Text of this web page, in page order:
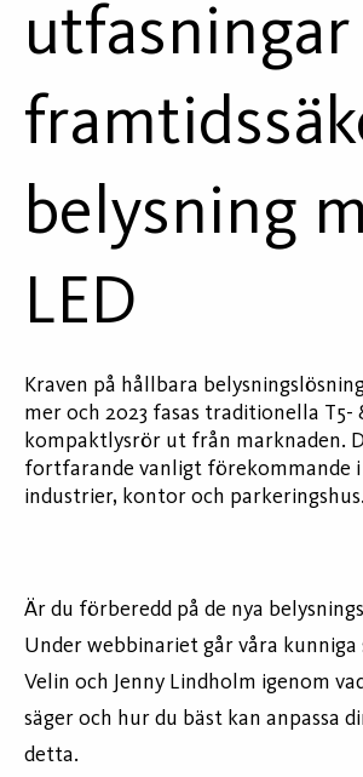
utfasningar
belysning
LED
Kraven på hållbara
mer och 2023 fasas traditionella T5-
kompaktlysrör ut från marknaden.
fortfarande vanligt förekommande i
industrier, kontor och parkeringshus.
Är du förberedd på de nya
Under webbinariet går våra kunniga
Velin och Jenny Lindholm igenom
säger och hur du bäst kan anpassa
detta.